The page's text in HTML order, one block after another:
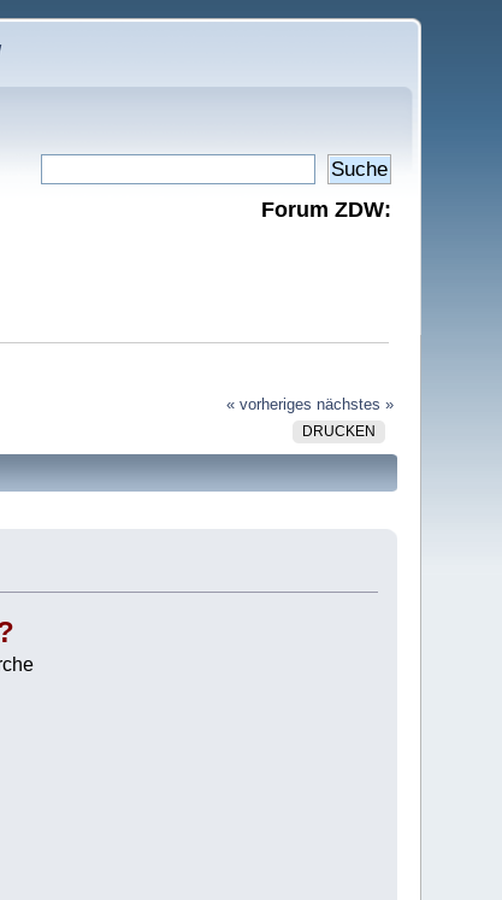
Forum ZDW:
« vorheriges nächstes »
DRUCKEN